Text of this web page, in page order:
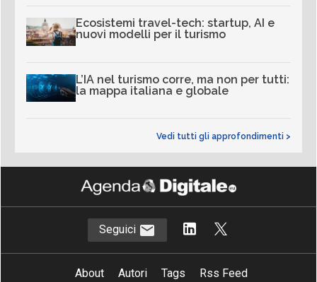
Ecosistemi travel-tech: startup, AI e
nuovi modelli per il turismo
L’IA nel turismo corre, ma non per tutti:
la mappa italiana e globale
Vedi tutti gli approfondimenti >
Seguici
About Autori Tags
Rss Feed